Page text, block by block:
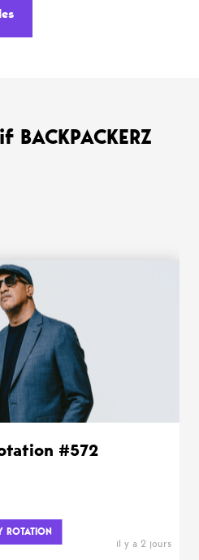
?
#572
ROTATION
il y a 2 jours